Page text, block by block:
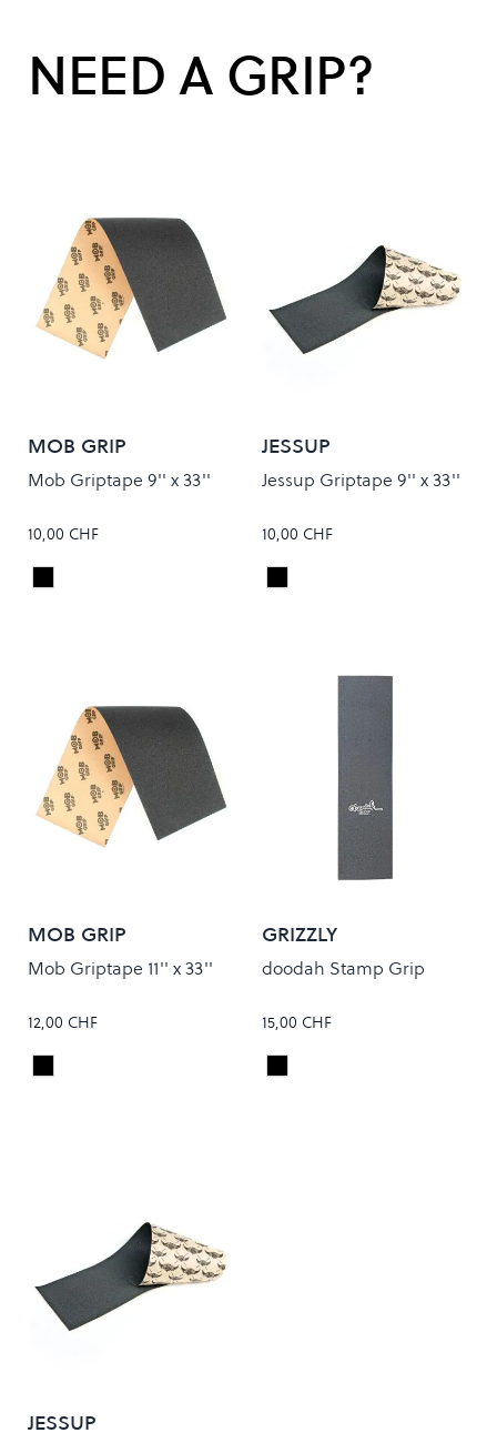
NEED A GRIP?
MOB GRIP
Mob Griptape 9'' x 33''
10,00 CHF
Colour
Black
JESSUP
Jessup Griptape 9'' x 33''
10,00 CHF
Colour
Black
MOB GRIP
Mob Griptape 11'' x 33''
12,00 CHF
Colour
Black
GRIZZLY
doodah Stamp Grip
15,00 CHF
Colour
Black
JESSUP